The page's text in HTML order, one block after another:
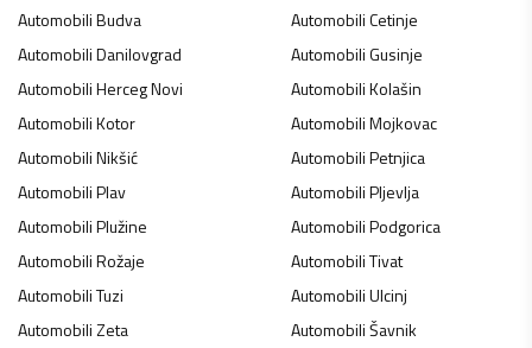
AutomobiliBudva AutomobiliCetinje
AutomobiliDanilovgrad AutomobiliGusinje
AutomobiliHerceg Novi AutomobiliKolašin
AutomobiliKotor AutomobiliMojkovac
AutomobiliNikšić AutomobiliPetnjica
AutomobiliPlav AutomobiliPljevlja
AutomobiliPlužine AutomobiliPodgorica
AutomobiliRožaje AutomobiliTivat
AutomobiliTuzi AutomobiliUlcinj
AutomobiliZeta AutomobiliŠavnik